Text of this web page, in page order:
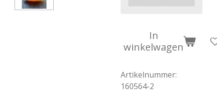
In
winkelwagen
Artikelnummer:
160564-2